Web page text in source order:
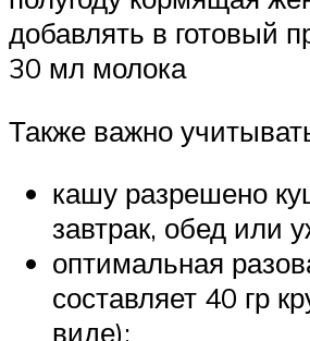
добавлять в готовый
30 мл молока
Также важно
кашу разрешено
завтрак, обед или
оптимальная
составляет 40 гр
виде);